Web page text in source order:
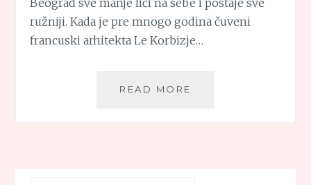
Beograd sve manje liči na sebe i postaje sve
ružniji. Kada je pre mnogo godina čuveni
francuski arhitekta Le Korbizje…
READ MORE